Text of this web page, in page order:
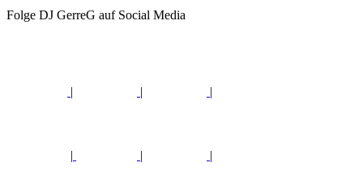
Folge DJ GerreG auf Social Media
| | |
| |
|